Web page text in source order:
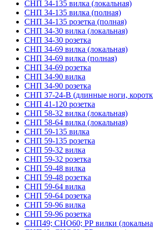
СНП 34-135 вилка (локальная)
СНП 34-135 вилка (полная)
СНП 34-135 розетка (полная)
СНП 34-30 вилка (локальная)
СНП 34-30 розетка
СНП 34-69 вилка (локальная)
СНП 34-69 вилка (полная)
СНП 34-69 розетка
СНП 34-90 вилка
СНП 34-90 розетка
СНП 37-24-В (длинные ноги,
СНП 41-120 розетка
СНП 58-32 вилка (локальная)
СНП 58-64 вилка (локальная)
СНП 59-135 вилка
СНП 59-135 розетка
СНП 59-32 вилка
СНП 59-32 розетка
СНП 59-48 вилка
СНП 59-48 розетка
СНП 59-64 вилка
СНП 59-64 розетка
СНП 59-96 вилка
СНП 59-96 розетка
СНП49; СНО60; РР вилки